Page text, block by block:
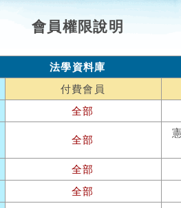
會員權限說明
法學資料庫
付費會員
全部
全部
全部
全部